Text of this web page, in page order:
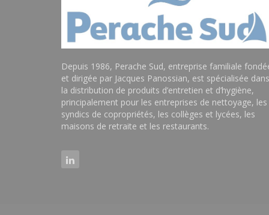
Depuis 1986, Perache Sud, entreprise familiale
et dirigée par Jacques Panossian, est spécialisée dans
la distribution de produits d’entretien et d’hygiène,
principalement pour les entreprises de nettoyage, les
syndics de copropriétés, les collèges et lycées, les
maisons de retraite et les restaurants.